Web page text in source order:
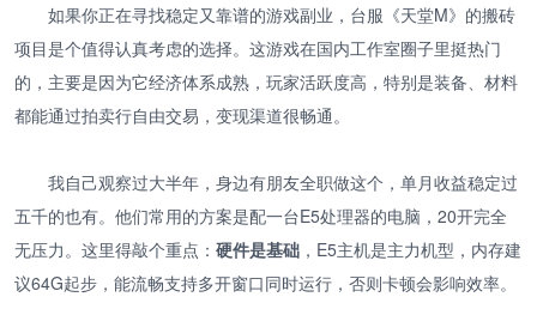
如果你正在寻找稳定又靠谱的游戏副业，台服《天堂M》的搬砖
项目是个值得认真考虑的选择。这游戏在国内工作室圈子里挺热门
的，主要是因为它经济体系成熟，玩家活跃度高，特别是装备、材料
都能通过拍卖行自由交易，变现渠道很畅通。
我自己观察过大半年，身边有朋友全职做这个，单月收益稳定过
五千的也有。他们常用的方案是配一台E5处理器的电脑，20开完全
无压力。这里得敲个重点： 硬件是基础 ，E5主机是主力机型，内存建
议64G起步，能流畅支持多开窗口同时运行，否则卡顿会影响效率。